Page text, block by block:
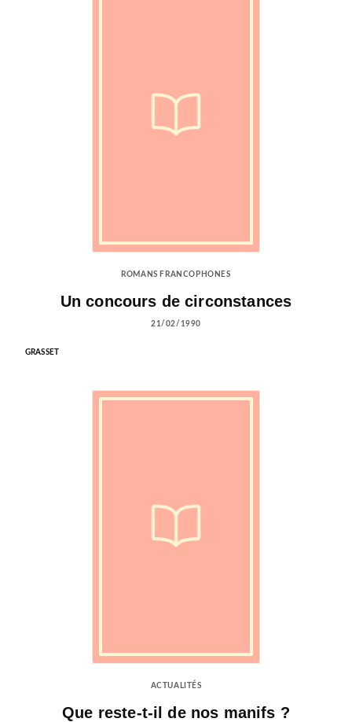
ROMANS FRANCOPHONES
Un concours de circonstances
21/02/1990
GRASSET
ACTUALITÉS
Que reste-t-il de nos manifs ?